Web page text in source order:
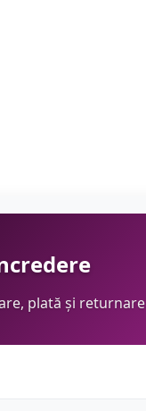
plată și returnare